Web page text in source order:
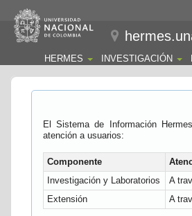
HERMES INVESTIGACIÓN
El Sistema de Información
atención a usuarios:
Componente
Investigación y Laboratorios
A
Extensión
A